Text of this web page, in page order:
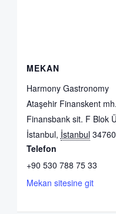
MEKAN
Harmony Gastronomy
Ataşehir Finanskent
Finansbank sit. F Blok
İstanbul, İstanbul 34760
Telefon
+90 530 788 75 33
Mekan sitesine git